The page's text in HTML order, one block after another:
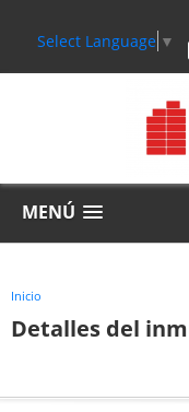
Select Language ▼
MENÚ
Inicio
Detalles del